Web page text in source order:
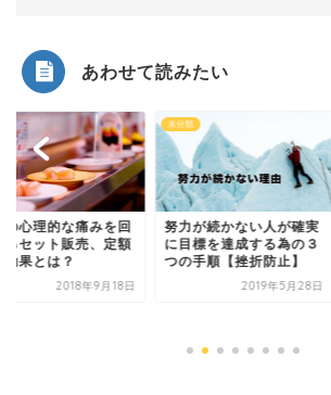
あわせて読みたい
の心理的な痛みを回
るセット販売、定額
効果とは？
2018年9月18日
未分類
努力が続かない人が確実
に目標を達成する為の３
つの手順【挫折防止】
2019年5月28日